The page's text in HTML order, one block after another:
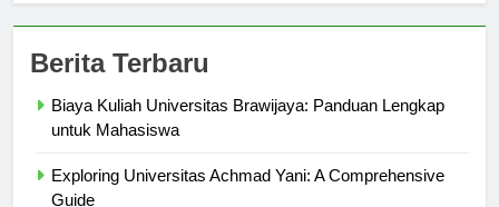
Biaya Kuliah Universitas Brawijaya: Panduan Lengkap
Exploring Universitas Achmad Yani: A Comprehensive